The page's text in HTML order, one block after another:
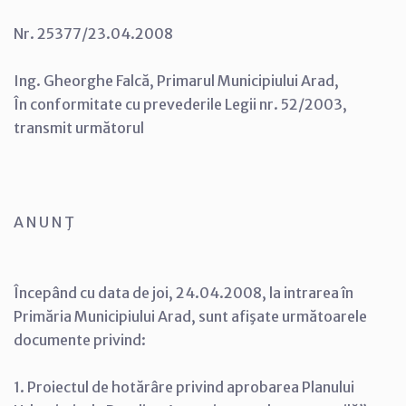
Nr. 25377/23.04.2008
Ing. Gheorghe Falcă, Primarul Municipiului Arad,
În conformitate cu prevederile Legii nr. 52/2003,
transmit următorul
A N U N Ţ
Începând cu data de joi, 24.04.2008, la intrarea în
Primăria Municipiului Arad, sunt afişate următoarele
documente privind:
1. Proiectul de hotărâre privind aprobarea Planului